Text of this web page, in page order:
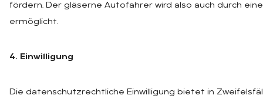
fördern. Der gläserne Autofahrer wird also auch durch
ermöglicht.
4. Einwilligung
Die datenschutzrechtliche Einwilligung bietet in